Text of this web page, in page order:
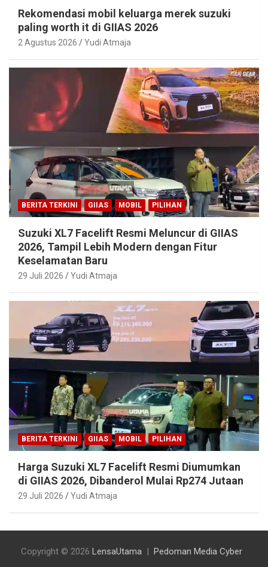
Rekomendasi mobil keluarga merek suzuki
paling worth it di GIIAS 2026
2 Agustus 2026 Yudi Atmaja
BERITA TERKINI GIIAS MOBIL PILIHAN
Suzuki XL7 Facelift Resmi Meluncur di GIIAS
2026, Tampil Lebih Modern dengan Fitur
Keselamatan Baru
29 Juli 2026 Yudi Atmaja
BERITA TERKINI GIIAS MOBIL PILIHAN
Harga Suzuki XL7 Facelift Resmi Diumumkan
di GIIAS 2026, Dibanderol Mulai Rp274 Jutaan
29 Juli 2026 Yudi Atmaja
Copyright © 2026 LensaUtama Pedoman Media Cyber